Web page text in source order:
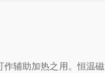
助加热之用。恒温